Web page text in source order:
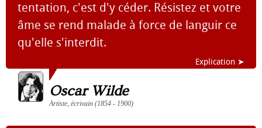
tentation, c'est d'y céder. Résistez et votre
âme se rend malade à force de languir ce
qu'elle s'interdit.
Explication ➤
Oscar Wilde
Artiste, écrivain (1854 - 1900)